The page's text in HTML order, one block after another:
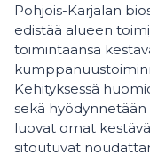
Pohjois-Karjalan
edistää alueen
toimintaansa
Kehityksessä
sekä
luovat omat
sitoutuvat